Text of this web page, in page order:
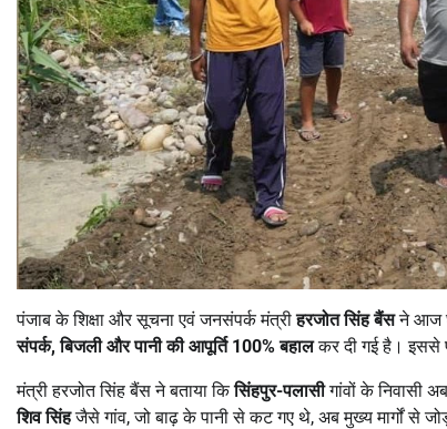
पंजाब के शिक्षा और सूचना एवं जनसंपर्क मंत्रीहरजोत सिंह बैंसने आज
संपर्क,बिजली और पानी की आपूर्ति 100%बहालकर दी गई है। इससे
मंत्री हरजोत सिंह बैंस ने बताया किसिंहपुर-पलासीगांवों के निवासी
शिव सिंहजैसे गांव, जो बाढ़ के पानी से कट गए थे, अब मुख्य मार्गों से